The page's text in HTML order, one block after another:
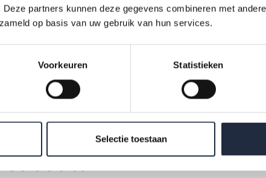
partners kunnen deze gegevens combineren met
op basis van uw gebruik van hun services.
Voorkeuren Statistieken
Selectie toestaan
over het werken in de sector. Sinds 2023 wordt deze
twee jaar onder zelfstandigen zonder personeel uitgevoerd.
de onderwerpen:
onderwerpen werknemersenquête (WNE)
onderwerpen werkgeversenquête (WGE)
onderwerpen zelfstandigenenquête